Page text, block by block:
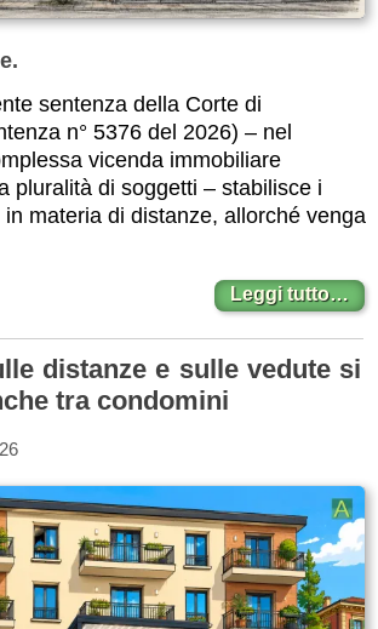
sentenza della Corte di
n° 5376 del 2026) – nel
vicenda immobiliare
pluralità di soggetti – stabilisce i
materia di distanze, allorché venga
Leggi tutto…
distanze e sulle vedute si
tra condomini